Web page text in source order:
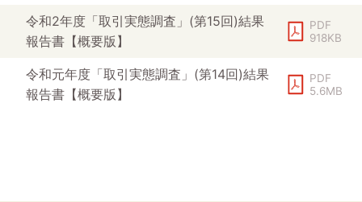
令和2年度「取引実態調査」(第15回)結果
報告書【概要版】
PDF
918KB
令和元年度「取引実態調査」(第14回)結果
報告書【概要版】
PDF
5.6MB